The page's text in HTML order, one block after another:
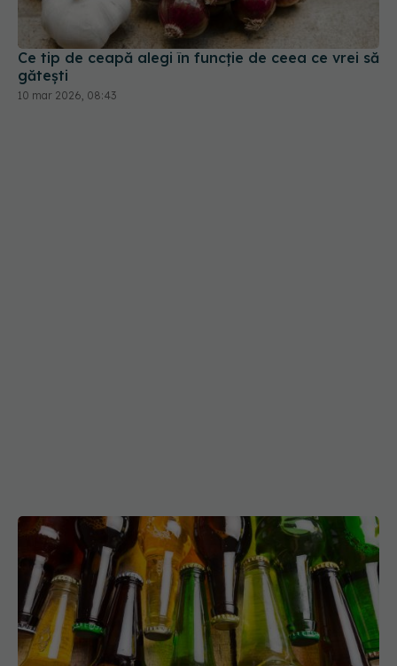
Ce tip de ceapă alegi în funcție de ceea ce vrei să
gătești
10 mar 2026, 08:43